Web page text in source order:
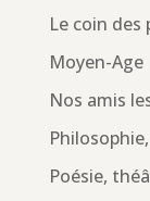
Le coin
Moyen-Age
Nos amis
Poésie,